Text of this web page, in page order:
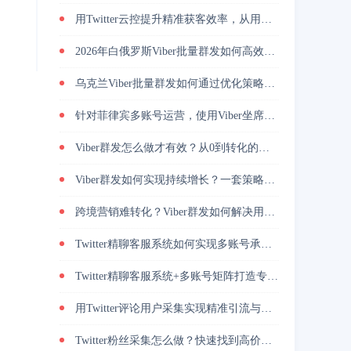
用Twitter云控提升精准获客效率，从用户筛选到私信转化完整解析
2026年白俄罗斯Viber批量群发如何高效引流？
乌克兰Viber批量群发如何通过优化策略提升回复率与转化效果
针对菲律宾多账号运营，使用Viber坐席客服系统降低人力管理成本
Viber群发怎么做才有效？从0到转化的实战路径
Viber群发如何实现持续增长？一套策略放大转化能力
跨境营销难转化？Viber群发如何解决用户触达问题？
Twitter精聊客服系统如何实现多账号承接与转化提升
Twitter精聊客服系统+多账号矩阵打造专业增长策略
用Twitter评论用户采集实现精准引流与高转化的方法
Twitter粉丝采集怎么做？快速找到高价值用户